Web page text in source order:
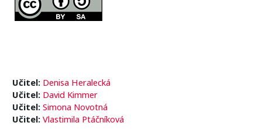
Učitel: Denisa Heralecká
Učitel: David Kimmer
Učitel: Simona Novotná
Učitel: Vlastimila Ptáčníková